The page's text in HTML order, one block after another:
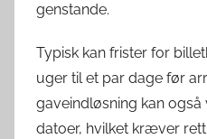
genstande.
Typisk kan frister for
uger til et par dage før
gaveindløsning kan
datoer, hvilket kræver